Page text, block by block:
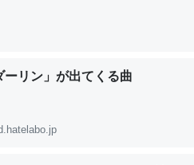
発表】昆虫学の大問題＝「昆虫はなぜ海に
マップで位置情報を共有してる。
ーリン」が出てくる曲